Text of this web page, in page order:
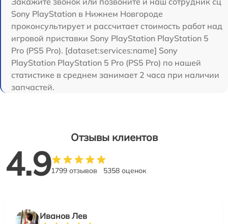
Sony PlayStation в Нижнем Новгороде
проконсультирует и рассчитает стоимость работ над
игровой приставки Sony PlayStation PlayStation 5
Pro (PS5 Pro). [dataset:services:name] Sony
PlayStation PlayStation 5 Pro (PS5 Pro) по нашей
статистике в среднем занимает 2 часа при наличии
запчастей.
Отзывы клиентов
4.91799 отзывов 5358 оценок
Иванов Лев